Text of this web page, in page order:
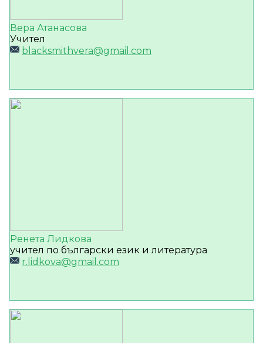
Вера Атанасова
Учител
blacksmithvera@gmail.com
Ренета Лидкова
учител по български език и литература
r.lidkova@gmail.com